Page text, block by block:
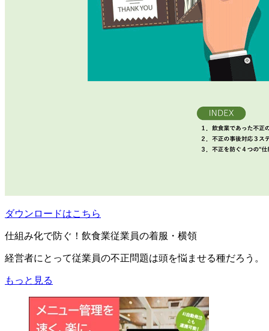
ダウンロードはこちら
仕組み化で防ぐ！飲食業従業員の着服・横領
経営者にとって従業員の不正問題は頭を悩ませる種だろう。
もっと見る